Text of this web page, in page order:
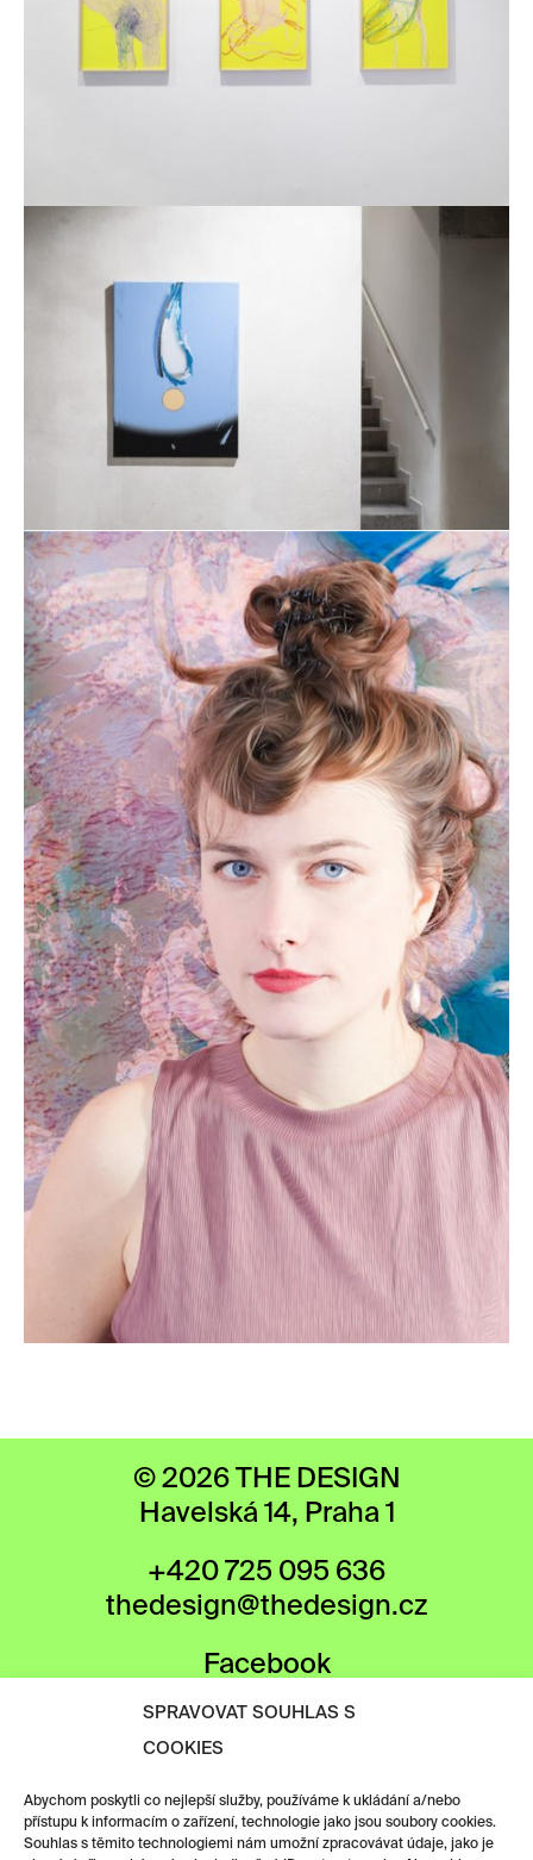
SPRAVOVAT SOUHLAS S
COOKIES
Abychom poskytli co nejlepší služby, používáme k ukládání a/nebo
přístupu k informacím o zařízení, technologie jako jsou soubory cookies.
Souhlas s těmito technologiemi nám umožní zpracovávat údaje, jako je
© 2026 THE DESIGN
Havelská 14, Praha 1
+420 725 095 636
thedesign@thedesign.cz
Facebook
Instagram